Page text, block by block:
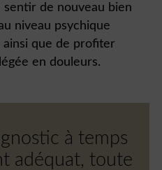
de nouveau bien
niveau psychique
ainsi que de profiter
en douleurs.
à temps
adéquat, toute